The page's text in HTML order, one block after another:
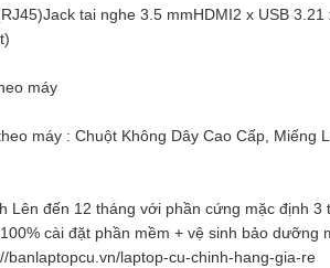
tai nghe 3.5 mmHDMI2 x USB
máy
máy : Chuột Không Dây Cao Cấp, Miếng
Lên đến 12 tháng với phần cứng mặc định 3
cài đặt phần mềm + vệ sinh bảo dưỡng
banlaptopcu.vn/laptop-cu-chinh-hang-gia-re